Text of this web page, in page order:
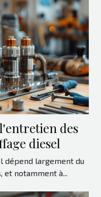
des
diesel
dépend largement du
notamment à...